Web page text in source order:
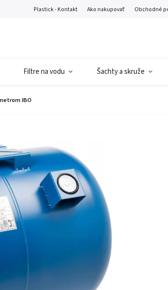
Plastick - Kontakt Ako nakupovať Obchodné
Filtre na vodu Šachty a skruže
IBO